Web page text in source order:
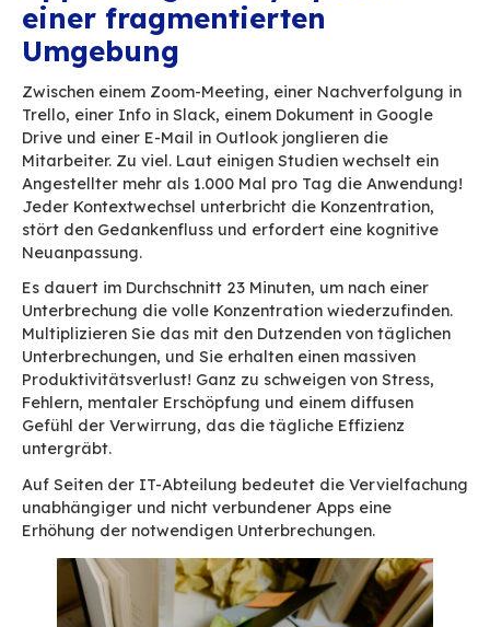
aufeinander abgestimmte Bausteine
zusammenzuhalten.
Diese Fragmentierung der Anwendungen ist
Ursprung einer neuen Berufskrankheit: der App-
Müdigkeit. Um sich davor zu schützen, ist es
Anwendungsmuster zu analysieren. Die
unverzichtbare Rolle der E-Mail macht sie zur
Grundlage, die als Zugang zu den
für eine kohärente, flüssige und souveräne
Arbeitsumgebung dienen muss.
Folgen Sie uns, wir erklären es Ihnen!
App-Müdigkeit: Symptom
einer fragmentierten
Umgebung
Zwischen einem Zoom-Meeting, einer
Trello, einer Info in Slack, einem Dokument in
Drive und einer E-Mail in Outlook jonglieren die